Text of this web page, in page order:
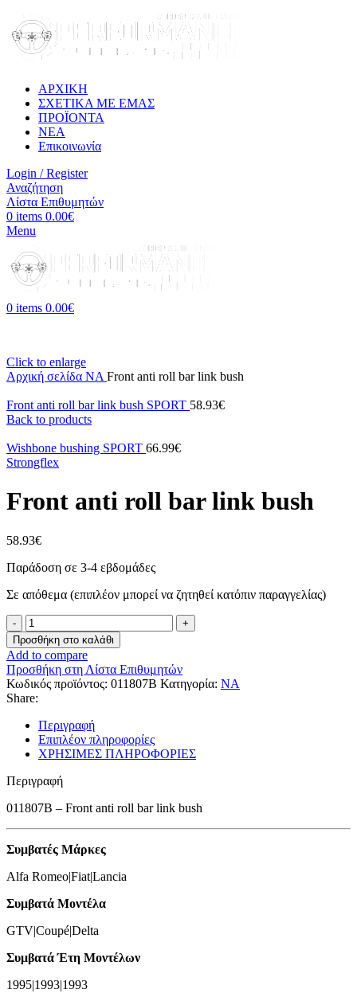
ΑΡΧΙΚΗ
ΣΧΕΤΙΚΑ ΜΕ ΕΜΑΣ
ΠΡΟΪΟΝΤΑ
ΝΕΑ
Επικοινωνία
Login / Register
Αναζήτηση
Λίστα Επιθυμητών
0 items 0.00€
Menu
0 items 0.00€
Click to enlarge
Αρχική σελίδα NA Front anti roll bar link bush
Front anti roll bar link bush SPORT 58.93€
Back to products
Wishbone bushing SPORT 66.99€
Strongflex
Front anti roll bar link bush
58.93€
Παράδοση σε 3-4 εβδομάδες
Σε απόθεμα (επιπλέον μπορεί να ζητηθεί κατόπιν παραγγελίας)
Front
anti
roll
bar
link
bush
ποσότητα
Προσθήκη στο καλάθι
Add to compare
Προσθήκη στη Λίστα Επιθυμητών
Κωδικός προϊόντος: 011807B Κατηγορία: NA
Share:
Περιγραφή
Επιπλέον πληροφορίες
ΧΡΗΣΙΜΕΣ ΠΛΗΡΟΦΟΡΙΕΣ
Περιγραφή
011807B – Front anti roll bar link bush
Συμβατές Μάρκες
Alfa Romeo|Fiat|Lancia
Συμβατά Μοντέλα
GTV|Coupé|Delta
Συμβατά Έτη Μοντέλων
1995|1993|1993